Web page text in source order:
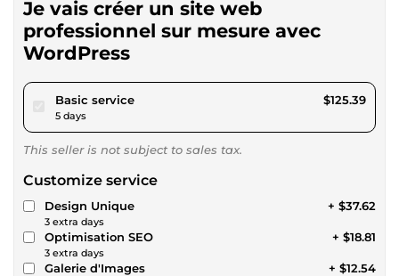
Je vais créer un site web
professionnel sur mesure avec
WordPress
Basic servicepour $115.57
5 days
$125.39
This seller is not subject to sales tax.
Customize service
Design Unique
3 extra days
+ $37.62
Optimisation SEO
3 extra days
+ $18.81
Galerie d'Images + $12.54